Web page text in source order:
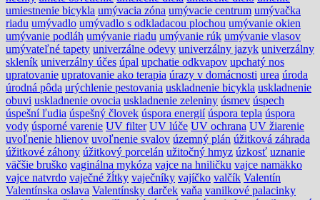
umiestnenie bicykla umývacia zóna umývacie centrum umývačka
riadu umývadlo umývadlo s odkladacou plochou umývanie okien
umývanie podláh umývanie riadu umývanie rúk umývanie vlasov
umývateľné tapety univerzálne odevy univerzálny jazyk univerzálny
skleník univerzálny účes úpal upchatie odkvapov upchatý nos
upratovanie upratovanie ako terapia úrazy v domácnosti urea úroda
úrodná pôda urýchlenie pestovania uskladnenie bicykla uskladnenie
obuvi uskladnenie ovocia uskladnenie zeleniny úsmev úspech
úspešní ľudia úspešný človek úspora energií úspora tepla úspora
vody úsporné varenie UV filter UV lúče UV ochrana UV žiarenie
uvoľnenie hlienov uvoľnenie svalov územný plán úžitková záhrada
úžitkové záhony úžitkový porcelán užitočný hmyz úzkosť uznanie
väčšie bruško vaginálna mykóza vajce na hniličku vajce namäkko
vajce natvrdo vaječné žĺtky vaječníky vajíčko valčík Valentín
Valentínska oslava Valentínsky darček vaňa vanilkové palacinky